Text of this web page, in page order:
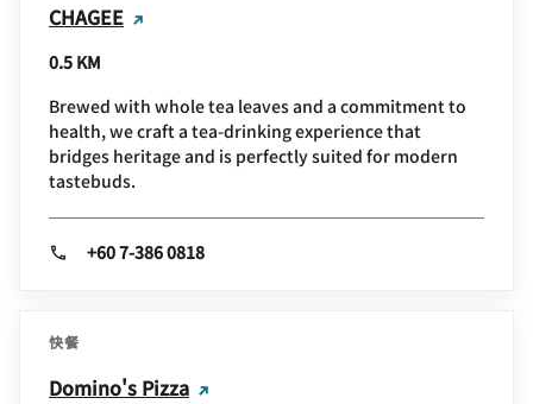
CHAGEE
0.5 KM
Brewed with whole tea leaves and a commitment to
health, we craft a tea-drinking experience that
bridges heritage and is perfectly suited for modern
tastebuds.
+60 7-386 0818
快餐
Domino's Pizza